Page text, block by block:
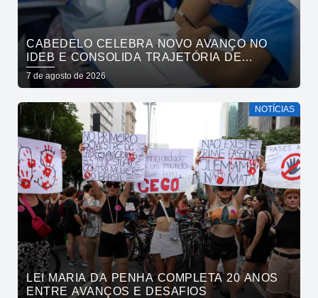
CABEDELO CELEBRA NOVO AVANÇO NO
IDEB E CONSOLIDA TRAJETÓRIA DE
CRESCIMENTO NA EDUCAÇÃO PÚBLICA
7 de agosto de 2026
NOTÍCIAS
LEI MARIA DA PENHA COMPLETA 20 ANOS
ENTRE AVANÇOS E DESAFIOS